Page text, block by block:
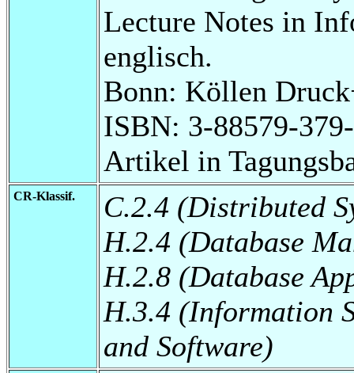
Lecture Notes in
englisch.
Bonn: Köllen
ISBN: 3-88579-
Artikel in
CR-Klassif.
C.2.4 (Distributed
H.2.4 (Database
H.2.8 (Database
H.3.4 (Information
and Software)